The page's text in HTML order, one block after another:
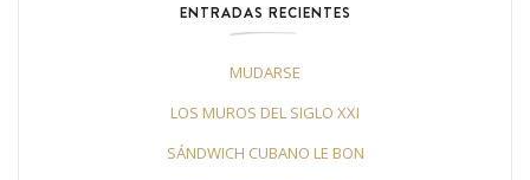
ENTRADAS RECIENTES
MUDARSE
LOS MUROS DEL SIGLO XXI
SÁNDWICH CUBANO LE BON